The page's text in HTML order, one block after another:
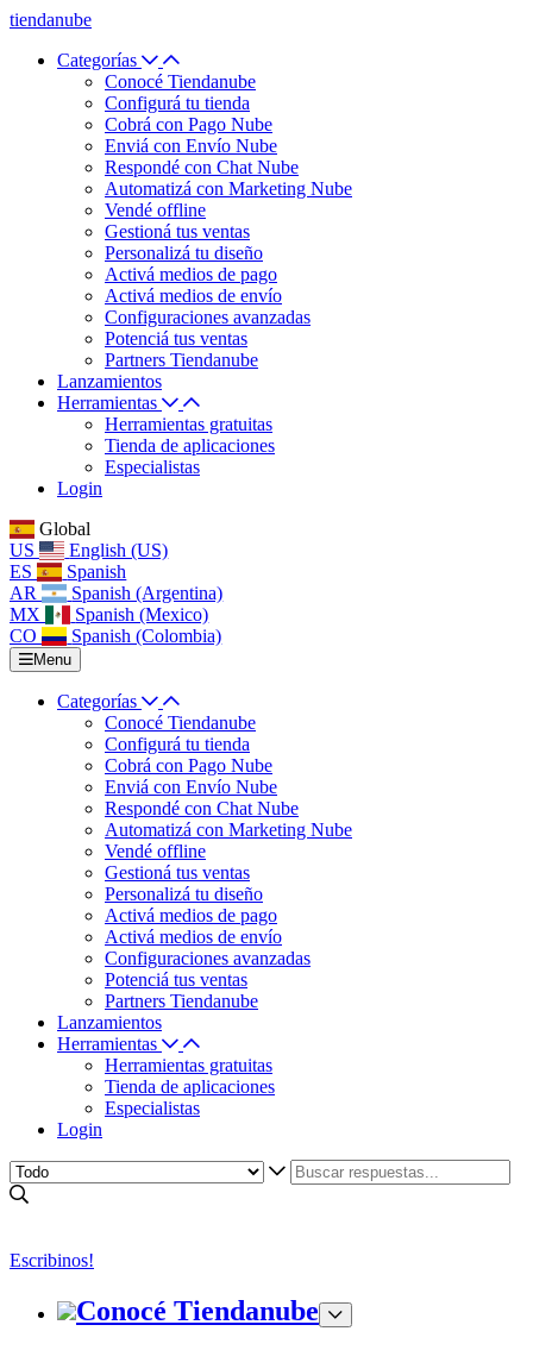
tiendanube
Categorías
Conocé Tiendanube
Configurá tu tienda
Cobrá con Pago Nube
Enviá con Envío Nube
Respondé con Chat Nube
Automatizá con Marketing Nube
Vendé offline
Gestioná tus ventas
Personalizá tu diseño
Activá medios de pago
Activá medios de envío
Configuraciones avanzadas
Potenciá tus ventas
Partners Tiendanube
Lanzamientos
Herramientas
Herramientas gratuitas
Tienda de aplicaciones
Especialistas
Login
Global
US
English (US)
ES
Spanish
AR
Spanish (Argentina)
MX
Spanish (Mexico)
CO
Spanish (Colombia)
Menu
Categorías
Conocé Tiendanube
Configurá tu tienda
Cobrá con Pago Nube
Enviá con Envío Nube
Respondé con Chat Nube
Automatizá con Marketing Nube
Vendé offline
Gestioná tus ventas
Personalizá tu diseño
Activá medios de pago
Activá medios de envío
Configuraciones avanzadas
Potenciá tus ventas
Partners Tiendanube
Lanzamientos
Herramientas
Herramientas gratuitas
Tienda de aplicaciones
Especialistas
Login
Escribinos!
Conocé Tiendanube